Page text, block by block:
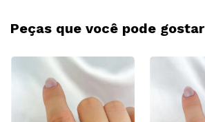
Peças que você pode gostar